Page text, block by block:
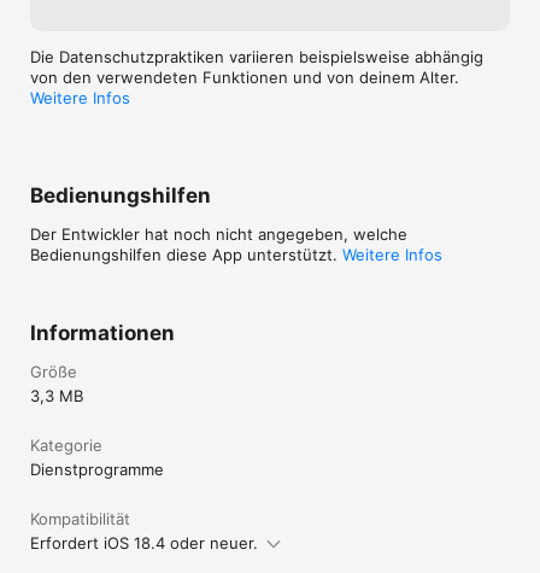
Die Datenschutzpraktiken variieren beispielsweise abhängig
von den verwendeten Funktionen und von deinem Alter.
Weitere Infos
Bedienungshilfen
Der Entwickler hat noch nicht angegeben, welche
Bedienungshilfen diese App unterstützt. Weitere Infos
Informationen
Größe
3,3 MB
Kategorie
Dienst­programme
Kompatibilität
Erfordert iOS 18.4 oder neuer.